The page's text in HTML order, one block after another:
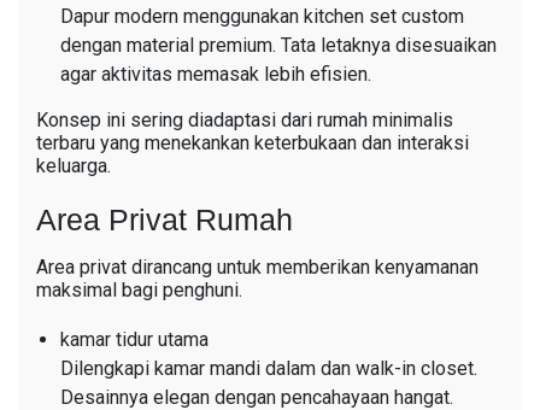
Dapur modern menggunakan kitchen set custom
dengan material premium. Tata letaknya disesuaikan
agar aktivitas memasak lebih efisien.
Konsep ini sering diadaptasi dari rumah minimalis
terbaru yang menekankan keterbukaan dan interaksi
keluarga.
Area Privat Rumah
Area privat dirancang untuk memberikan kenyamanan
maksimal bagi penghuni.
kamar tidur utama
Dilengkapi kamar mandi dalam dan walk-in closet.
Desainnya elegan dengan pencahayaan hangat.